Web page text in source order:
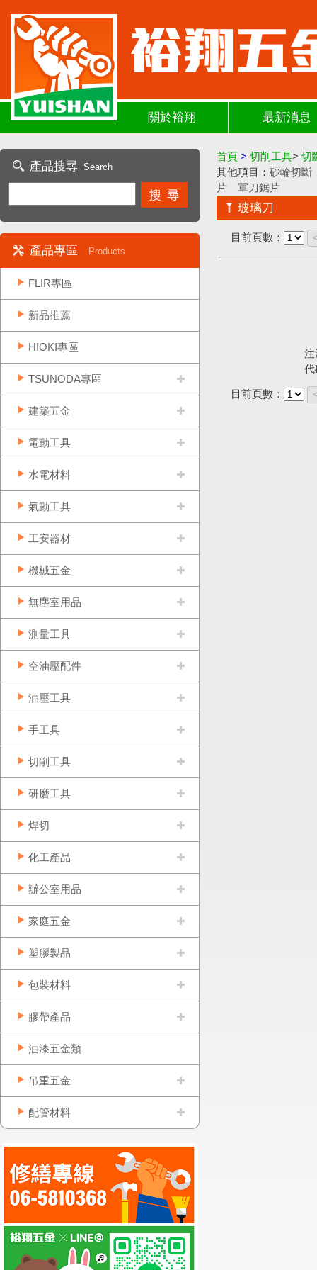
關於裕翔 最新消息
產品搜尋 Search
產品專區 Products
FLIR專區
新品推薦
HIOKI專區
TSUNODA專區
建築五金
電動工具
水電材料
氣動工具
工安器材
機械五金
無塵室用品
測量工具
空油壓配件
油壓工具
手工具
切削工具
研磨工具
焊切
化工產品
辦公室用品
家庭五金
塑膠製品
包裝材料
膠帶產品
油漆五金類
吊重五金
配管材料
首頁 > 切削工具> 切
其他項目： 砂輪切斷
片
軍刀鋸片
玻璃刀
目前頁數：
注
代
目前頁數：